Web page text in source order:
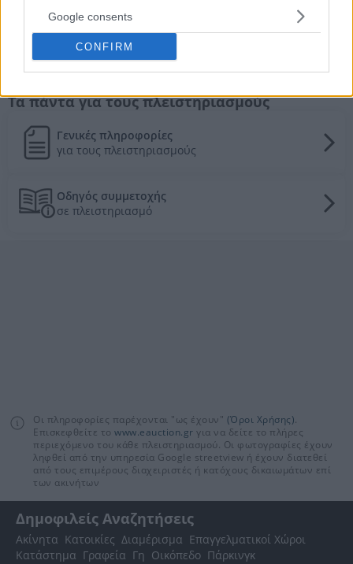
Google consents
CONFIRM
Τιμές πώλησης/ενοικίασης κατοικιών στην
τοπική αγορά
Τα πάντα για τους πλειστηριασμούς
Γενικές πληροφορίες
για τους πλειστηριασμούς
Οδηγός συμμετοχής
σε πλειστηριασμό
Οι πληροφορίες παρέχονται "ως έχουν" (Όροι Χρήσης).
Επισκεφθείτε το www.eauction.gr για να δείτε το πλήρες
περιεχόμενο του κάθε πλειστηριασμού. Οι φωτογραφίες έχουν
ληφθεί από την υπηρεσία Google streetview ή έχουν διατεθεί
από τους επιμέρους διαχειριστές ή κατόχους δικαιωμάτων επί
των ακινήτων
Δημοφιλείς Αναζητήσεις
Ακίνητα Κατοικίες Διαμέρισμα Επαγγελματικοί Χώροι
Κατάστημα Γραφεία Γη Οικόπεδο Πάρκινγκ